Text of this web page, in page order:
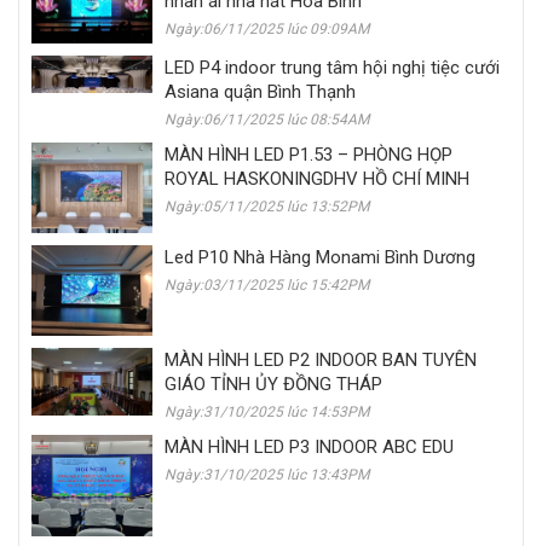
Ngày:06/11/2025 lúc 09:09AM
LED P4 indoor trung tâm hội nghị tiệc cưới
Asiana quận Bình Thạnh
Ngày:06/11/2025 lúc 08:54AM
MÀN HÌNH LED P1.53 – PHÒNG HỌP
ROYAL HASKONINGDHV HỒ CHÍ MINH
Ngày:05/11/2025 lúc 13:52PM
Led P10 Nhà Hàng Monami Bình Dương
Ngày:03/11/2025 lúc 15:42PM
MÀN HÌNH LED P2 INDOOR BAN TUYÊN
GIÁO TỈNH ỦY ĐỒNG THÁP
Ngày:31/10/2025 lúc 14:53PM
MÀN HÌNH LED P3 INDOOR ABC EDU
Ngày:31/10/2025 lúc 13:43PM